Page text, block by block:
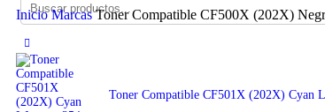
InicioMarcasToner Compatible CF500X (202X)
Toner Compatible CF501X (202X) Cyan